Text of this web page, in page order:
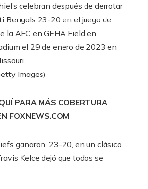
celebran después de derrotar
Bengals 23-20 en el juego de
la AFC en GEHA Field en
el 29 de enero de 2023 en
Images)
PARA MÁS COBERTURA
FOXNEWS.COM
ganaron, 23-20, en un clásico
Kelce dejó que todos se